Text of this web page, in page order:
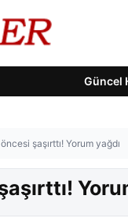
Güncel
şaşırttı! Yorum yağdı